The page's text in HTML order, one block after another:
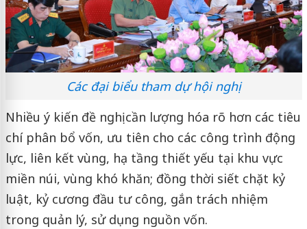
Các đại biểu tham dự hội nghị
Nhiều ý kiến đề nghị cần lượng hóa rõ hơn các tiêu
chí phân bổ vốn, ưu tiên cho các công trình động
lực, liên kết vùng, hạ tầng thiết yếu tại khu vực
miền núi, vùng khó khăn; đồng thời siết chặt kỷ
luật, kỷ cương đầu tư công, gắn trách nhiệm
trong quản lý, sử dụng nguồn vốn.